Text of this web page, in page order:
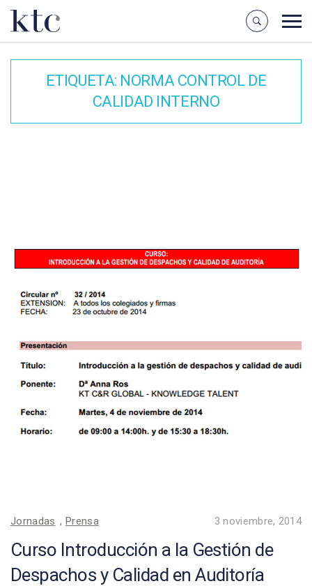
ETIQUETA: NORMA CONTROL DE
CALIDAD INTERNO
Jornadas ,Prensa 3 noviembre, 2014
Curso Introducción a la Gestión de
Despachos y Calidad en Auditoría